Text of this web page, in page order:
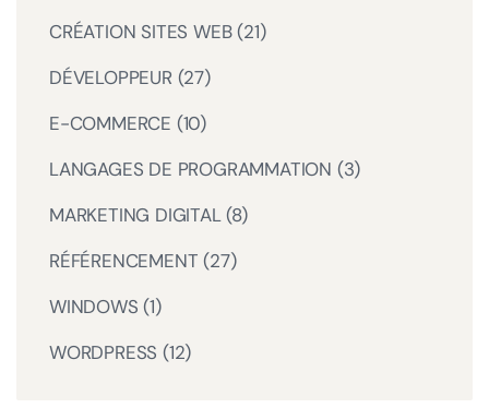
CRÉATION SITES WEB(21)
DÉVELOPPEUR (27)
E-COMMERCE (10)
LANGAGES DE PROGRAMMATION (3)
MARKETING DIGITAL(8)
RÉFÉRENCEMENT (27)
WINDOWS (1)
WORDPRESS (12)